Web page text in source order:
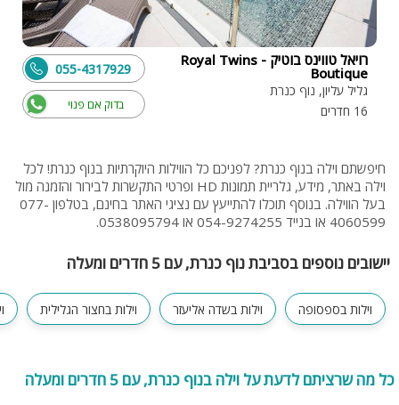
רויאל טווינס בוטיק - Royal Twins
Boutique
גליל עליון, נוף כנרת
16 חדרים
בדוק אם פנוי
055-4317929
חיפשתם וילה בנוף כנרת? לפניכם כל הווילות היוקרתיות בנוף כנרת! לכל
וילה באתר, מידע, גלריית תמונות HD ופרטי התקשרות לבירור והזמנה מול
בעל הווילה. בנוסף תוכלו להתייעץ עם נציגי האתר בחינם, בטלפון 077-
4060599 או בנייד 054-9274255 או 0538095794.‬
יישובים נוספים בסביבת נוף כנרת, עם 5 חדרים ומעלה
וילות בספסופה וילות בשדה אליעזר וילות בחצור הגלילית
כל מה שרציתם לדעת על וילה בנוף כנרת, עם 5 חדרים ומעלה